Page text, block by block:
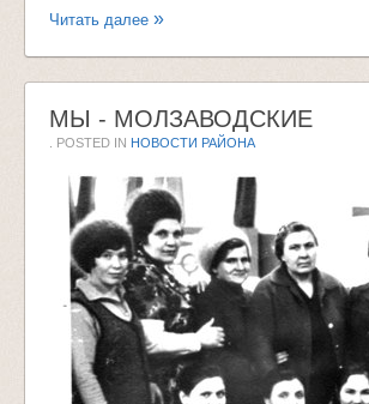
Читать далее
МЫ - МОЛЗАВОДСКИЕ
. POSTED IN НОВОСТИ РАЙОНА